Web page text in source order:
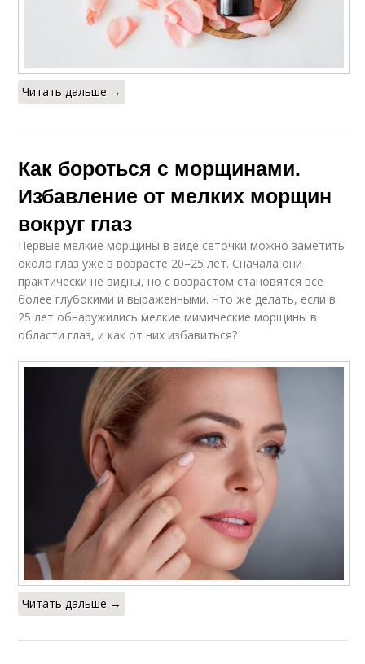
Читать дальше →
Как бороться с морщинами.
Избавление от мелких морщин
вокруг глаз
Первые мелкие морщины в виде сеточки можно заметить
около глаз уже в возрасте 20–25 лет. Сначала они
практически не видны, но с возрастом становятся все
более глубокими и выраженными. Что же делать, если в
25 лет обнаружились мелкие мимические морщины в
области глаз, и как от них избавиться?
Читать дальше →